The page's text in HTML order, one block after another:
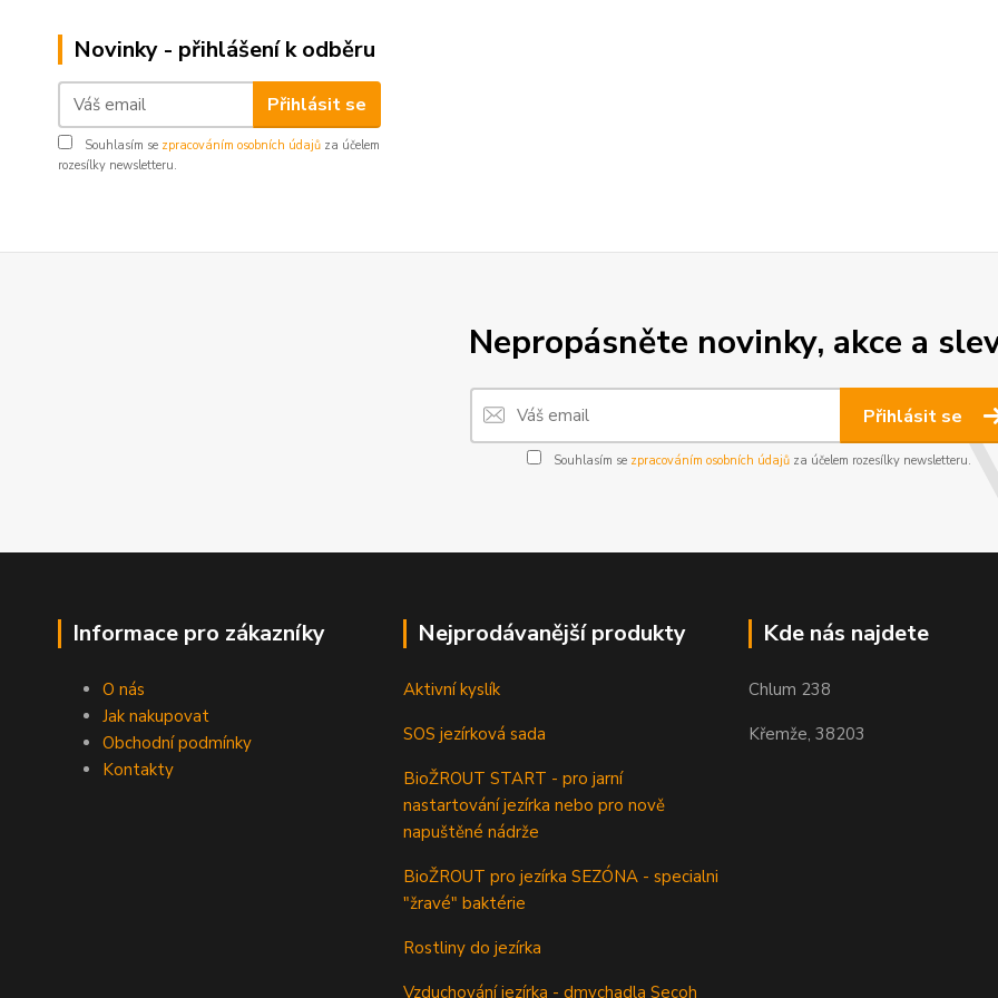
Novinky - přihlášení k odběru
Přihlásit se
Souhlasím se zpracováním osobních údajů za účelem
rozesílky newsletteru.
Nepropásněte novinky, akce a
Přihlásit se
Souhlasím se zpracováním osobních údajůza účelem rozesílky newsletteru.
Informace pro zákazníky
O nás
Jak nakupovat
Obchodní podmínky
Kontakty
Nejprodávanější produkty
Aktivní kyslík
SOS jezírková sada
BioŽROUT START - pro jarní
nastartování jezírka nebo pro nově
napuštěné nádrže
BioŽROUT pro jezírka SEZÓNA - specialni
"žravé" baktérie
Rostliny do jezírka
Vzduchování jezírka - dmychadla Secoh
Kde nás najdete
Chlum 238
Křemže, 38203